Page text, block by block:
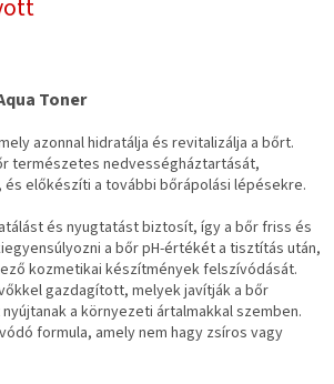
Toner
azonnal hidratálja és revitalizálja a bőrt.
természetes nedvességháztartását,
előkészíti a további bőrápolási lépésekre.
és nyugtatást biztosít, így a bőr friss és
a bőr pH-értékét a tisztítás után,
kozmetikai készítmények felszívódását.
gazdagított, melyek javítják a bőr
a környezeti ártalmakkal szemben.
formula, amely nem hagy zsíros vagy